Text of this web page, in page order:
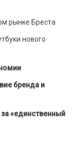
рынке Бреста
нового
бренда и
«единственный